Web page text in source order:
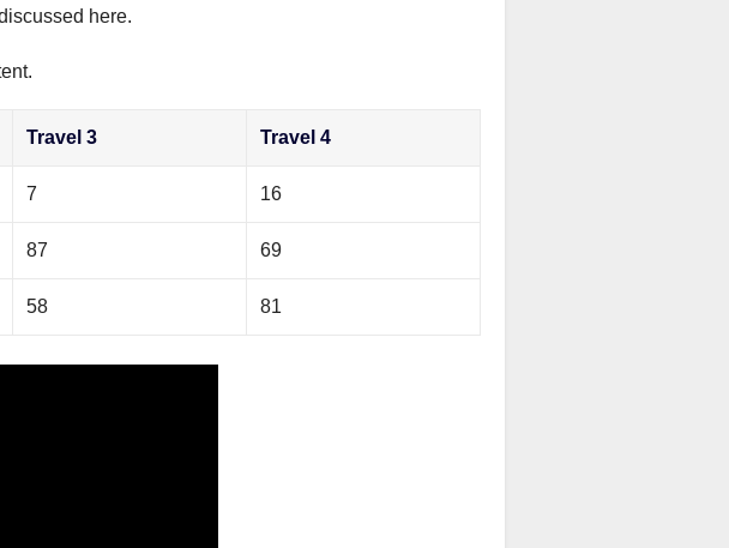
here.
Travel 3 Travel 4
7 16
87 69
58 81